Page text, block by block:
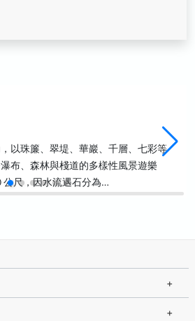
以珠簾、翠堤、華巖、千層、七彩等
布、森林與棧道的多樣性風景遊樂
公尺，因水流遇石分為…